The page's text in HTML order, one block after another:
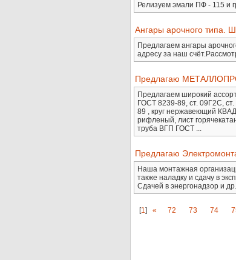
Релизуем эмали ПФ - 115 и
Ангары арочного типа.
Предлагаем ангары
адресу за наш
Предлагаю
Предлагаем широкий
ГОСТ 8239-89, ст. 09Г2С,
89 , круг нержавеющий
рифленый, лист
труба ВГП ГОСТ ...
Предлагаю
Наша монтажная
также наладку и сдачу в
Сдачей в энергонадзор и
[1] « 72 73 74